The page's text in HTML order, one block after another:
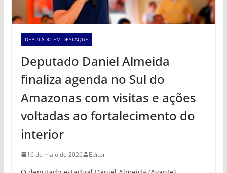
DEPUTADO EM DESTAQUE
Deputado Daniel Almeida
finaliza agenda no Sul do
Amazonas com visitas e ações
voltadas ao fortalecimento do
interior
16 de maio de 2026 Editor